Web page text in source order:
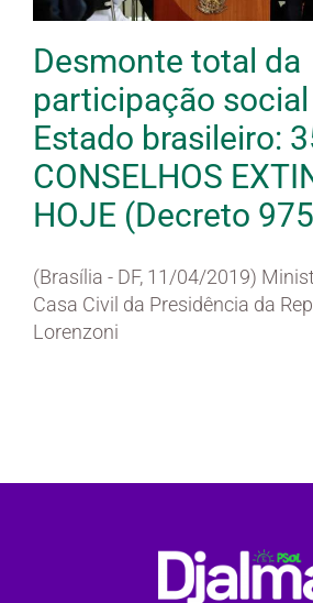
Desmonte total da
participação
Estado brasileiro:
CONSELHOS
HOJE (Decreto
(Brasília - DF, 11/04/2019)
Casa Civil da Presidência da
Lorenzoni